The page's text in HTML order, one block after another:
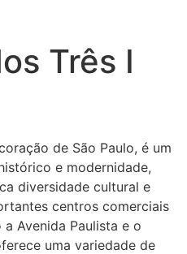
Três I
de São Paulo, é um
e modernidade,
diversidade cultural e
centros comerciais
Avenida Paulista e o
uma variedade de